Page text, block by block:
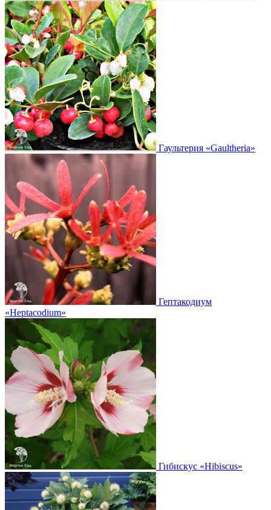
Гаультерия «Gaultheria»
Гептакодиум
«Heptacodium»
Гибискус «Hibiscus»